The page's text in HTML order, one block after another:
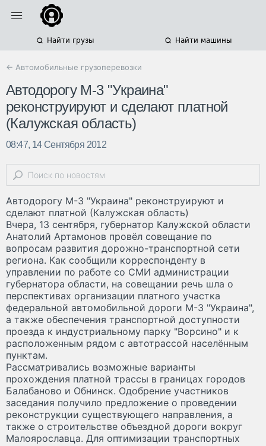
Найти грузы Найти машины
← Автомобильные грузоперевозки
Автодорогу М-3 "Украина"
реконструируют и сделают платной
(Калужская область)
08:47, 14 Сентября 2012
Автодорогу М-3 "Украина" реконструируют и
сделают платной (Калужская область)
Вчера, 13 сентября, губернатор Калужской области
Анатолий Артамонов провёл совещание по
вопросам развития дорожно-транспортной сети
региона. Как сообщили корреспонденту в
управлении по работе со СМИ администрации
губернатора области, на совещании речь шла о
перспективах организации платного участка
федеральной автомобильной дороги М-3 "Украина",
а также обеспечения транспортной доступности
проезда к индустриальному парку "Ворсино" и к
расположенным рядом с автотрассой населённым
пунктам.
Рассматривались возможные варианты
прохождения платной трассы в границах городов
Балабаново и Обнинск. Одобрение участников
заседания получило предложение о проведении
реконструкции существующего направления, а
также о строительстве объездной дороги вокруг
Малоярославца. Для оптимизации транспортных